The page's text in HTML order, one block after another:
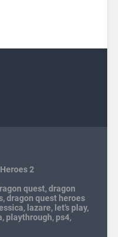
2
quest,dragon
,dragon quest heroes
, lazare, let's play,
, playthrough, ps4,